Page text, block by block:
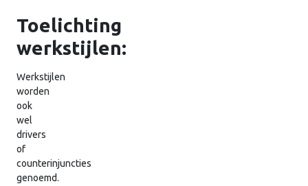
Toelichting
werkstijlen:
Werkstijlen
worden
ook
wel
drivers
of
counterinjuncties
genoemd.